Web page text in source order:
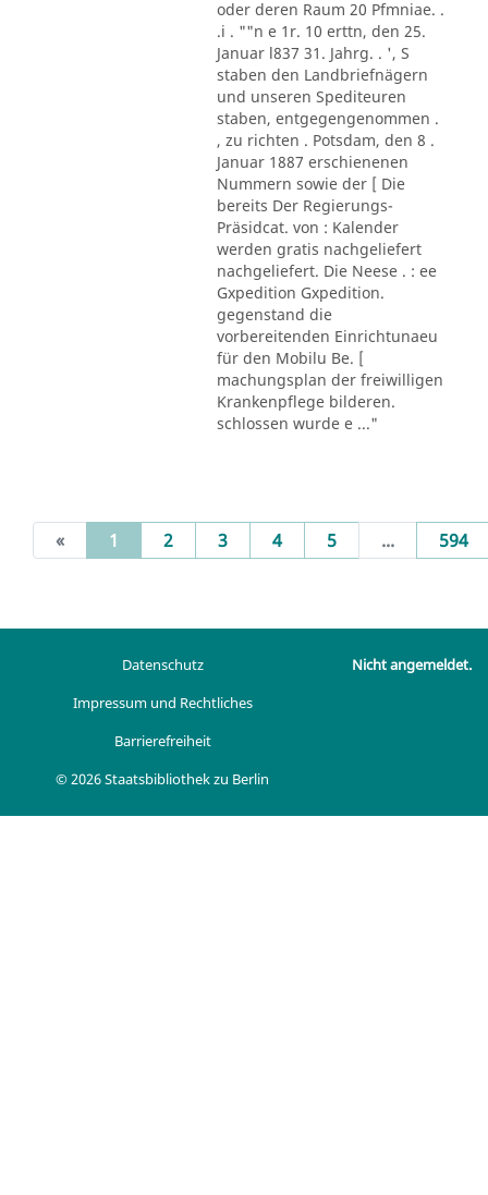
oder deren Raum 20 Pfmniae. .
.i . ""n e 1r. 10 erttn, den 25.
Januar l837 31. Jahrg. . ', S
staben den Landbriefnägern
und unseren Spediteuren
staben, entgegengenommen .
, zu richten . Potsdam, den 8 .
Januar 1887 erschienenen
Nummern sowie der [ Die
bereits Der Regierungs-
Präsidcat. von : Kalender
werden gratis nachgeliefert
nachgeliefert. Die Neese . : ee
Gxpedition Gxpedition.
gegenstand die
vorbereitenden Einrichtunaeu
für den Mobilu Be. [
machungsplan der freiwilligen
Krankenpflege bilderen.
schlossen wurde e ..."
« 1 (current)
2 3 4 5 ... 594
Datenschutz
Impressum und Rechtliches
Barrierefreiheit
© 2026 Staatsbibliothek zu Berlin
Nicht angemeldet.